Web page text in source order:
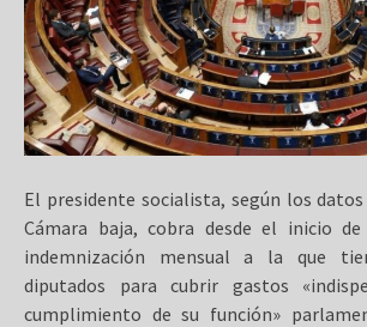
El presidente socialista, según los
Cámara baja, cobra desde el inicio
indemnización mensual a la que
diputados para cubrir gastos
cumplimiento de su función»